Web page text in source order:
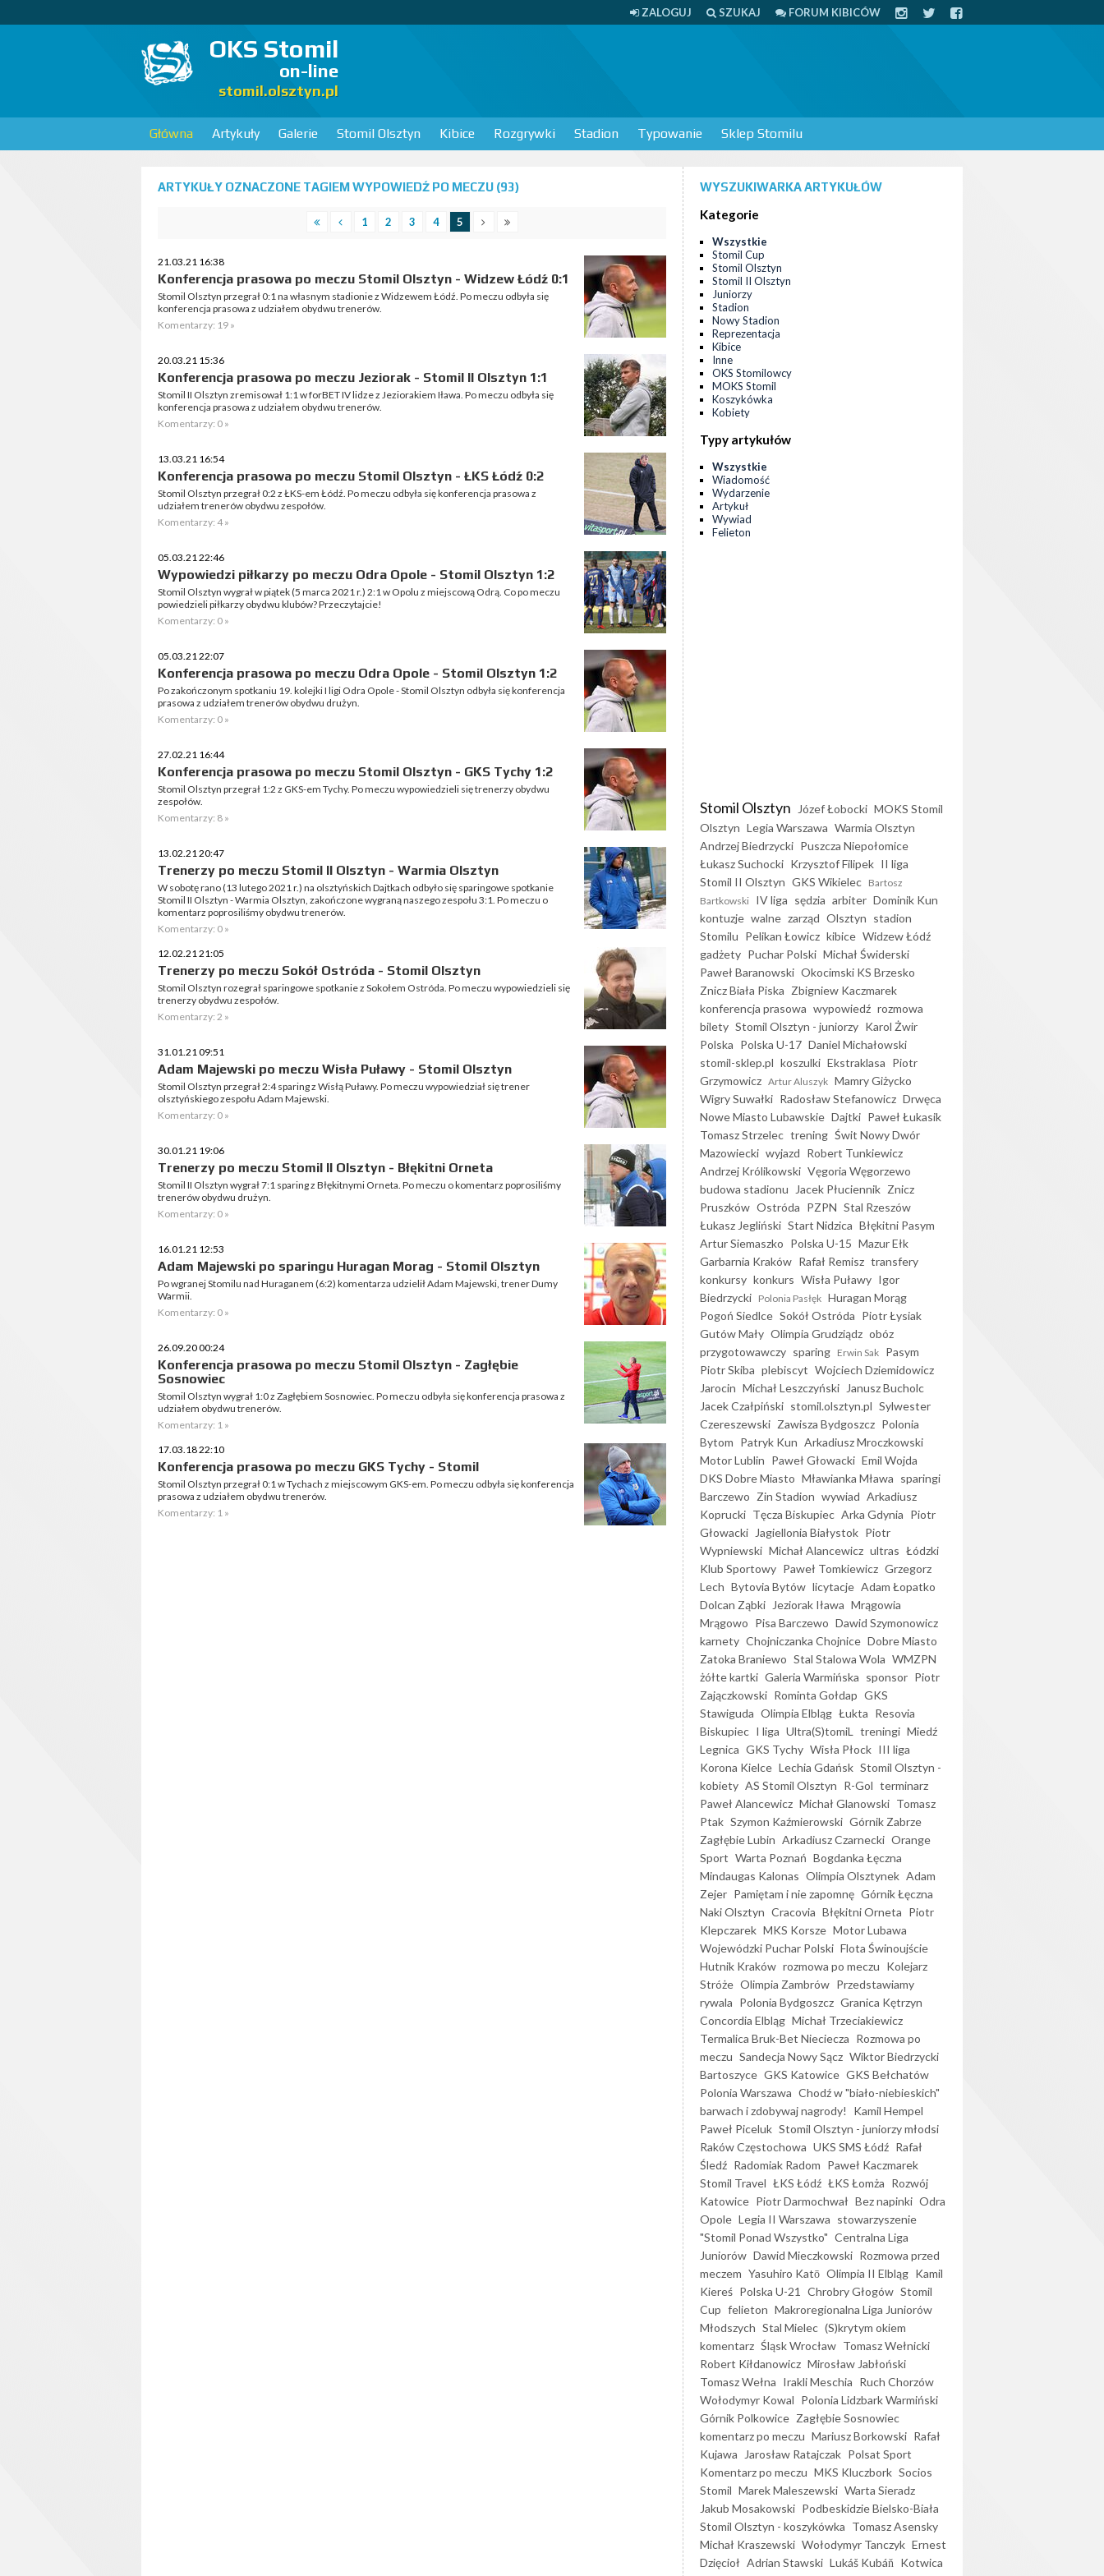
ZALOGUJ SZUKAJ FORUM KIBICÓW
OKS Stomil
on-line
stomil.olsztyn.pl
Główna Artykuły Galerie Stomil Olsztyn Kibice Rozgrywki Stadion Typowanie Sklep Stomilu
ARTYKUŁY OZNACZONE TAGIEM WYPOWIEDŹ PO MECZU (93)
1 2 3 4 5
21.03.21 16:38
Konferencja prasowa po meczu Stomil Olsztyn - Widzew Łódź 0:1
Stomil Olsztyn przegrał 0:1 na własnym stadionie z Widzewem Łódź. Po meczu odbyła się
konferencja prasowa z udziałem obydwu trenerów.
Komentarzy: 19 »
20.03.21 15:36
Konferencja prasowa po meczu Jeziorak - Stomil II Olsztyn 1:1
Stomil II Olsztyn zremisował 1:1 w forBET IV lidze z Jeziorakiem Iława. Po meczu odbyła się
konferencja prasowa z udziałem obydwu trenerów.
Komentarzy: 0 »
13.03.21 16:54
Konferencja prasowa po meczu Stomil Olsztyn - ŁKS Łódź 0:2
Stomil Olsztyn przegrał 0:2 z ŁKS-em Łódź. Po meczu odbyła się konferencja prasowa z
udziałem trenerów obydwu zespołów.
Komentarzy: 4 »
05.03.21 22:46
Wypowiedzi piłkarzy po meczu Odra Opole - Stomil Olsztyn 1:2
Stomil Olsztyn wygrał w piątek (5 marca 2021 r.) 2:1 w Opolu z miejscową Odrą. Co po meczu
powiedzieli piłkarzy obydwu klubów? Przeczytajcie!
Komentarzy: 0 »
05.03.21 22:07
Konferencja prasowa po meczu Odra Opole - Stomil Olsztyn 1:2
Po zakończonym spotkaniu 19. kolejki I ligi Odra Opole - Stomil Olsztyn odbyła się konferencja
prasowa z udziałem trenerów obydwu drużyn.
Komentarzy: 0 »
27.02.21 16:44
Konferencja prasowa po meczu Stomil Olsztyn - GKS Tychy 1:2
Stomil Olsztyn przegrał 1:2 z GKS-em Tychy. Po meczu wypowiedzieli się trenerzy obydwu
zespołów.
Komentarzy: 8 »
13.02.21 20:47
Trenerzy po meczu Stomil II Olsztyn - Warmia Olsztyn
W sobotę rano (13 lutego 2021 r.) na olsztyńskich Dajtkach odbyło się sparingowe spotkanie
Stomil II Olsztyn - Warmia Olsztyn, zakończone wygraną naszego zespołu 3:1. Po meczu o
komentarz poprosiliśmy obydwu trenerów.
Komentarzy: 0 »
12.02.21 21:05
Trenerzy po meczu Sokół Ostróda - Stomil Olsztyn
Stomil Olsztyn rozegrał sparingowe spotkanie z Sokołem Ostróda. Po meczu wypowiedzieli się
trenerzy obydwu zespołów.
Komentarzy: 2 »
31.01.21 09:51
Adam Majewski po meczu Wisła Puławy - Stomil Olsztyn
Stomil Olsztyn przegrał 2:4 sparing z Wisłą Puławy. Po meczu wypowiedział się trener
olsztyńskiego zespołu Adam Majewski.
Komentarzy: 0 »
30.01.21 19:06
Trenerzy po meczu Stomil II Olsztyn - Błękitni Orneta
Stomil II Olsztyn wygrał 7:1 sparing z Błękitnymi Orneta. Po meczu o komentarz poprosiliśmy
trenerów obydwu drużyn.
Komentarzy: 0 »
16.01.21 12:53
Adam Majewski po sparingu Huragan Morag - Stomil Olsztyn
Po wgranej Stomilu nad Huraganem (6:2) komentarza udzielił Adam Majewski, trener Dumy
Warmii.
Komentarzy: 0 »
26.09.20 00:24
Konferencja prasowa po meczu Stomil Olsztyn - Zagłębie
Sosnowiec
Stomil Olsztyn wygrał 1:0 z Zagłębiem Sosnowiec. Po meczu odbyła się konferencja prasowa z
udziałem obydwu trenerów.
Komentarzy: 1 »
17.03.18 22:10
Konferencja prasowa po meczu GKS Tychy - Stomil
Stomil Olsztyn przegrał 0:1 w Tychach z miejscowym GKS-em. Po meczu odbyła się konferencja
prasowa z udziałem obydwu trenerów.
Komentarzy: 1 »
WYSZUKIWARKA ARTYKUŁÓW
Kategorie
Wszystkie
Stomil Cup
Stomil Olsztyn
Stomil II Olsztyn
Juniorzy
Stadion
Nowy Stadion
Reprezentacja
Kibice
Inne
OKS Stomilowcy
MOKS Stomil
Koszykówka
Kobiety
Typy artykułów
Wszystkie
Wiadomość
Wydarzenie
Artykuł
Wywiad
Felieton
Stomil Olsztyn Józef Łobocki MOKS Stomil
Olsztyn Legia Warszawa Warmia Olsztyn
Andrzej Biedrzycki Puszcza Niepołomice
Łukasz Suchocki Krzysztof Filipek II liga
Stomil II Olsztyn GKS Wikielec Bartosz
Bartkowski IV liga sędzia arbiter Dominik Kun
kontuzje walne zarząd Olsztyn stadion
Stomilu Pelikan Łowicz kibice Widzew Łódź
gadżety Puchar Polski Michał Świderski
Paweł Baranowski Okocimski KS Brzesko
Znicz Biała Piska Zbigniew Kaczmarek
konferencja prasowa wypowiedź rozmowa
bilety Stomil Olsztyn - juniorzy Karol Żwir
Polska Polska U-17 Daniel Michałowski
stomil-sklep.pl koszulki Ekstraklasa Piotr
Grzymowicz Artur Aluszyk Mamry Giżycko
Wigry Suwałki Radosław Stefanowicz Drwęca
Nowe Miasto Lubawskie Dajtki Paweł Łukasik
Tomasz Strzelec trening Świt Nowy Dwór
Mazowiecki wyjazd Robert Tunkiewicz
Andrzej Królikowski Vęgoria Węgorzewo
budowa stadionu
Jacek Płuciennik Znicz
Pruszków Ostróda PZPN Stal Rzeszów
Łukasz Jegliński Start Nidzica Błękitni Pasym
Artur Siemaszko Polska U-15 Mazur Ełk
Garbarnia Kraków Rafał Remisz transfery
konkursy konkurs Wisła Puławy Igor
Biedrzycki Polonia Pasłęk Huragan Morąg
Pogoń Siedlce Sokół Ostróda Piotr Łysiak
Gutów Mały Olimpia Grudziądz obóz
przygotowawczy sparing Erwin Sak Pasym
Piotr Skiba plebiscyt Wojciech Dziemidowicz
Jarocin Michał Leszczyński
Janusz Bucholc
Jacek Czałpiński stomil.olsztyn.pl Sylwester
Czereszewski Zawisza Bydgoszcz Polonia
Bytom Patryk Kun Arkadiusz Mroczkowski
Motor Lublin Paweł Głowacki Emil Wojda
DKS Dobre Miasto Mławianka Mława sparingi
Barczewo Zin Stadion wywiad Arkadiusz
Koprucki Tęcza Biskupiec Arka Gdynia Piotr
Głowacki
Jagiellonia Białystok Piotr
Wypniewski Michał Alancewicz ultras Łódzki
Klub Sportowy Paweł Tomkiewicz Grzegorz
Lech Bytovia Bytów licytacje Adam Łopatko
Dolcan Ząbki
Jeziorak Iława Mrągowia
Mrągowo Pisa Barczewo Dawid Szymonowicz
karnety Chojniczanka Chojnice Dobre Miasto
Zatoka Braniewo Stal Stalowa Wola WMZPN
żółte kartki Galeria Warmińska sponsor Piotr
Zajączkowski Rominta Gołdap GKS
Stawiguda Olimpia Elbląg Łukta Resovia
Biskupiec I liga Ultra(S)tomiL treningi Miedź
Legnica GKS Tychy Wisła Płock III liga
Korona Kielce Lechia Gdańsk Stomil Olsztyn -
kobiety AS Stomil Olsztyn R-Gol terminarz
Paweł Alancewicz Michał Glanowski Tomasz
Ptak Szymon Kaźmierowski Górnik Zabrze
Zagłębie Lubin Arkadiusz Czarnecki Orange
Sport Warta Poznań Bogdanka Łęczna
Mindaugas Kalonas Olimpia Olsztynek Adam
Zejer Pamiętam i nie zapomnę Górnik Łęczna
Naki Olsztyn Cracovia Błękitni Orneta Piotr
Klepczarek MKS Korsze Motor Lubawa
Wojewódzki Puchar Polski Flota Świnoujście
Hutnik Kraków rozmowa po meczu Kolejarz
Stróże Olimpia Zambrów Przedstawiamy
rywala Polonia Bydgoszcz Granica Kętrzyn
Concordia Elbląg Michał Trzeciakiewicz
Termalica Bruk-Bet Nieciecza Rozmowa po
meczu Sandecja Nowy Sącz Wiktor Biedrzycki
Bartoszyce GKS Katowice GKS Bełchatów
Polonia Warszawa Chodź w "biało-niebieskich"
barwach i zdobywaj nagrody!
Kamil Hempel
Paweł Piceluk Stomil Olsztyn - juniorzy młodsi
Raków Częstochowa UKS SMS Łódź Rafał
Śledź Radomiak Radom Paweł Kaczmarek
Stomil Travel ŁKS Łódź ŁKS Łomża Rozwój
Katowice Piotr Darmochwał Bez napinki Odra
Opole Legia II Warszawa stowarzyszenie
"Stomil Ponad Wszystko" Centralna Liga
Juniorów Dawid Mieczkowski Rozmowa przed
meczem Yasuhiro Katō Olimpia II Elbląg Kamil
Kiereś Polska U-21 Chrobry Głogów Stomil
Cup felieton Makroregionalna Liga Juniorów
Młodszych Stal Mielec (S)krytym okiem
komentarz Śląsk Wrocław Tomasz Wełnicki
Robert Kiłdanowicz Mirosław Jabłoński
Tomasz Wełna Irakli Meschia Ruch Chorzów
Wołodymyr Kowal Polonia Lidzbark Warmiński
Górnik Polkowice Zagłębie Sosnowiec
komentarz po meczu Mariusz Borkowski Rafał
Kujawa
Jarosław Ratajczak Polsat Sport
Komentarz po meczu MKS Kluczbork Socios
Stomil Marek Maleszewski Warta Sieradz
Jakub Mosakowski Podbeskidzie Bielsko-Biała
Stomil Olsztyn - koszykówka Tomasz Asensky
Michał Kraszewski Wołodymyr Tanczyk Ernest
Dzięcioł Adrian Stawski Lukáš Kubáň Kotwica